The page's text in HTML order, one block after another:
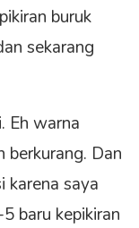
buruk
sekarang
Eh warna
berkurang. Dan
karena saya
baru kepikiran